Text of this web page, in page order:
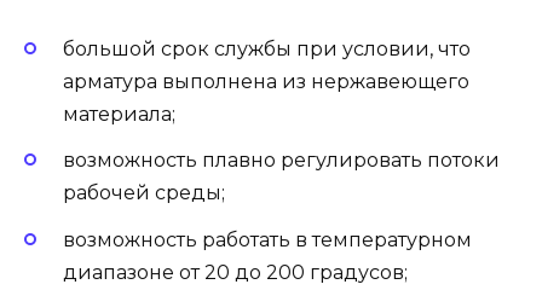
большой срок службы при условии, что
арматура выполнена из нержавеющего
материала;
возможность плавно регулировать потоки
рабочей среды;
возможность работать в температурном
диапазоне от 20 до 200 градусов;